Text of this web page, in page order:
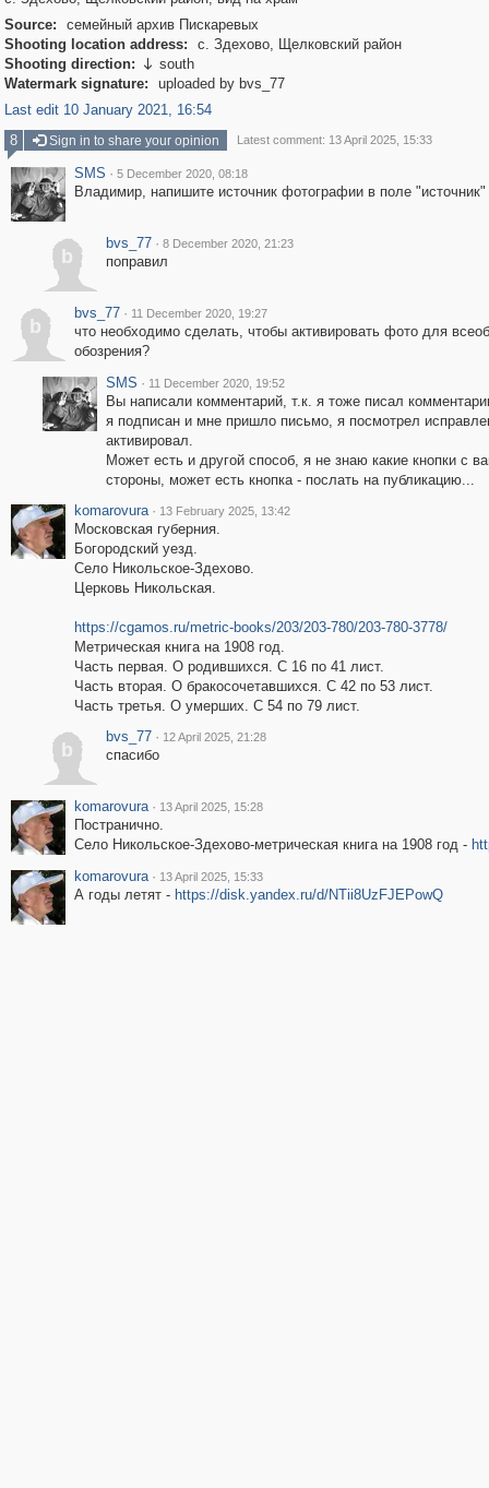
Source:
семейный архив Пискаревых
Shooting location address:
с. Здехово, Щелковский район
Shooting direction:  south
Watermark signature:
uploaded by bvs_77
Last edit 10 January 2021, 16:54
8
Sign in to share your opinion Latest comment: 13 April 2025, 15:33
SMS · 5 December 2020, 08:18
Владимир, напишите источник фотографии в поле "источник"
b
bvs_77 · 8 December 2020, 21:23
поправил
b
bvs_77 · 11 December 2020, 19:27
что необходимо сделать, чтобы активировать фото для
обозрения?
SMS · 11 December 2020, 19:52
Вы написали комментарий, т.к. я тоже писал
я подписан и мне пришло письмо, я посмотрел
активировал.
Может есть и другой способ, я не знаю какие кнопки с
стороны, может есть кнопка - послать на публикацию...
komarovura · 13 February 2025, 13:42
Московская губерния.
Богородский уезд.
Село Никольское-Здехово.
Церковь Никольская.
https://cgamos.ru/metric-books/203/203-780/203-780-3778/
Метрическая книга на 1908 год.
Часть первая. О родившихся. С 16 по 41 лист.
Часть вторая. О бракосочетавшихся. С 42 по 53 лист.
Часть третья. О умерших. С 54 по 79 лист.
b
bvs_77 · 12 April 2025, 21:28
спасибо
komarovura · 13 April 2025, 15:28
Постранично.
Село Никольское-Здехово-метрическая книга на 1908 год -
komarovura · 13 April 2025, 15:33
А годы летят - https://disk.yandex.ru/d/NTii8UzFJEPowQ